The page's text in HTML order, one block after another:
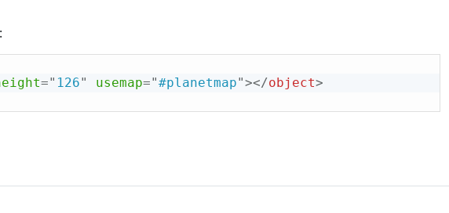
=" 126" usemap="#planetmap"></object>